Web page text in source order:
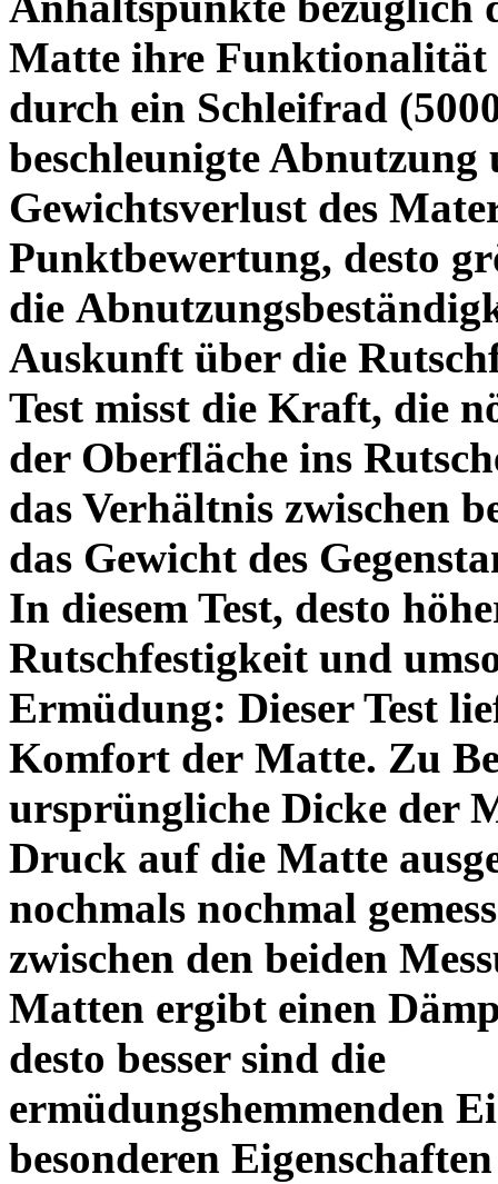
Matte ihre Funktionalität
durch ein Schleifrad
beschleunigte Abnutzung
Gewichtsverlust des
Punktbewertung, desto
die
Auskunft über die
Test misst die Kraft, die
der Oberfläche ins
das Verhältnis zwischen
das Gewicht des
In diesem Test, desto
Rutschfestigkeit und
Ermüdung: Dieser Test
Komfort der Matte. Zu
ursprüngliche Dicke der
Druck auf die Matte
nochmals nochmal
zwischen den beiden
Matten ergibt einen
desto besser sind die
ermüdungshemmenden
besonderen